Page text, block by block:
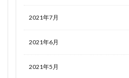
2021年7月
2021年6月
2021年5月